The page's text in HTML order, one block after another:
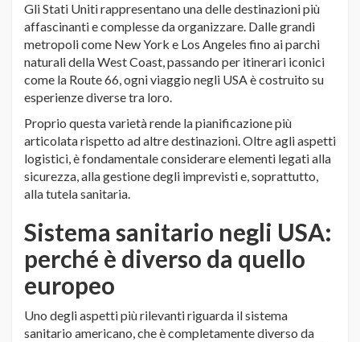
Gli Stati Uniti rappresentano una delle destinazioni più
affascinanti e complesse da organizzare. Dalle grandi
metropoli come New York e Los Angeles fino ai parchi
naturali della West Coast, passando per itinerari iconici
come la Route 66, ogni viaggio negli USA è costruito su
esperienze diverse tra loro.
Proprio questa varietà rende la pianificazione più
articolata rispetto ad altre destinazioni. Oltre agli aspetti
logistici, è fondamentale considerare elementi legati alla
sicurezza, alla gestione degli imprevisti e, soprattutto,
alla tutela sanitaria.
Sistema sanitario negli USA:
perché è diverso da quello
europeo
Uno degli aspetti più rilevanti riguarda il sistema
sanitario americano, che è completamente diverso da